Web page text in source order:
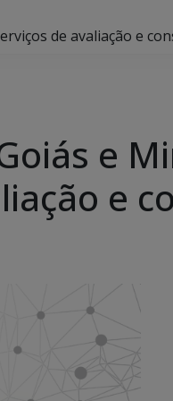
de avaliação e
e
e